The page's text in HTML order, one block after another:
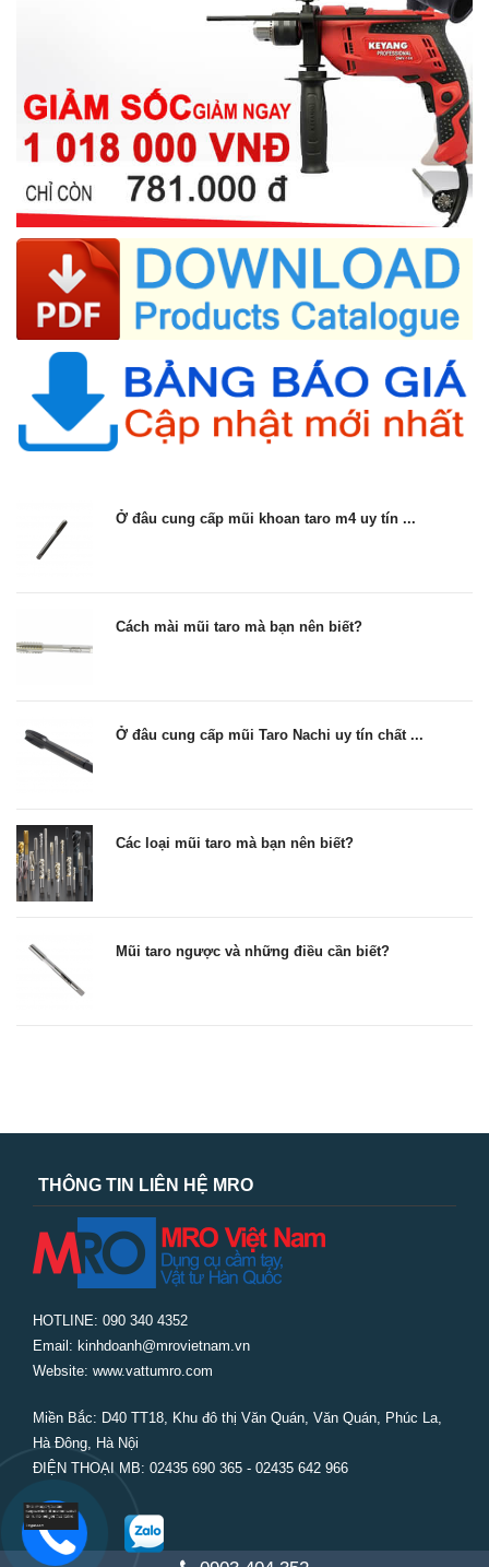
Ở đâu cung cấp mũi khoan taro m4 uy tín ...
Cách mài mũi taro mà bạn nên biết?
Ở đâu cung cấp mũi Taro Nachi uy tín chất ...
Các loại mũi taro mà bạn nên biết?
Mũi taro ngược và những điều cần biết?
THÔNG TIN LIÊN HỆ MRO
HOTLINE: 090 340 4352
Email: kinhdoanh@mrovietnam.vn
Website: www.vattumro.com
Miền Bắc: D40 TT18, Khu đô thị Văn Quán, Văn Quán, Phúc La,
Hà Đông, Hà Nội
ĐIỆN THOẠI MB: 02435 690 365 - 02435 642 966